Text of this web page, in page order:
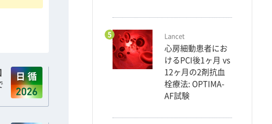
5 Lancet
心房細動患者にお
けるPCI後1ヶ月 vs
12ヶ月の2剤抗血
栓療法: OPTIMA-
AF試験